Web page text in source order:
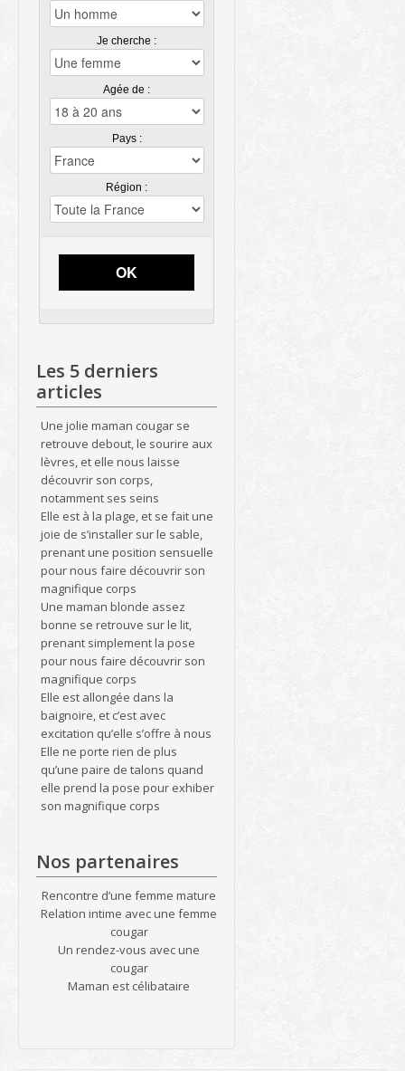
Je cherche :
Agée de :
Pays :
Région :
OK
Les 5 derniers
articles
Une jolie maman cougar se
retrouve debout, le sourire aux
lèvres, et elle nous laisse
découvrir son corps,
notamment ses seins
Elle est à la plage, et se fait une
joie de s’installer sur le sable,
prenant une position sensuelle
pour nous faire découvrir son
magnifique corps
Une maman blonde assez
bonne se retrouve sur le lit,
prenant simplement la pose
pour nous faire découvrir son
magnifique corps
Elle est allongée dans la
baignoire, et c’est avec
excitation qu’elle s’offre à nous
Elle ne porte rien de plus
qu’une paire de talons quand
elle prend la pose pour exhiber
son magnifique corps
Nos partenaires
Rencontre d’une femme mature
Relation intime avec une femme
cougar
Un rendez-vous avec une
cougar
Maman est célibataire